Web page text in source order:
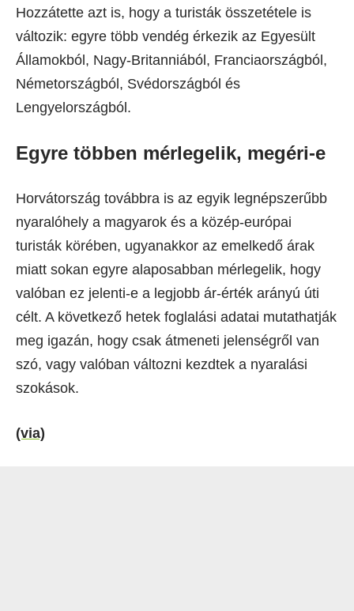
Hozzátette azt is, hogy a turisták összetétele is
változik: egyre több vendég érkezik az Egyesült
Államokból, Nagy-Britanniából, Franciaországból,
Németországból, Svédországból és
Lengyelországból.
Egyre többen mérlegelik, megéri-e
Horvátország továbbra is az egyik legnépszerűbb
nyaralóhely a magyarok és a közép-európai
turisták körében, ugyanakkor az emelkedő árak
miatt sokan egyre alaposabban mérlegelik, hogy
valóban ez jelenti-e a legjobb ár-érték arányú úti
célt. A következő hetek foglalási adatai mutathatják
meg igazán, hogy csak átmeneti jelenségről van
szó, vagy valóban változni kezdtek a nyaralási
szokások.
(via)